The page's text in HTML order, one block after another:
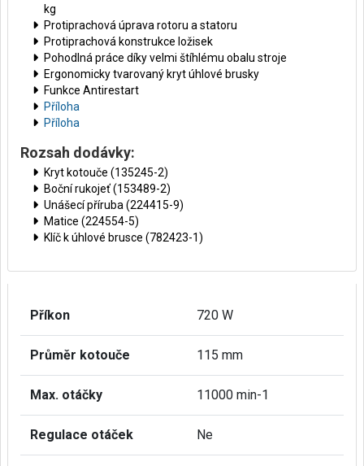
kg
Protiprachová úprava rotoru a statoru
Protiprachová konstrukce ložisek
Pohodlná práce díky velmi štíhlému obalu stroje
Ergonomicky tvarovaný kryt úhlové brusky
Funkce Antirestart
Příloha
Příloha
Rozsah dodávky:
Kryt kotouče (135245-2)
Boční rukojeť (153489-2)
Unášecí příruba (224415-9)
Matice (224554-5)
Klíč k úhlové brusce (782423-1)
Příkon 720 W
Průměr kotouče 115 mm
Max. otáčky 11000 min-1
Regulace otáček Ne